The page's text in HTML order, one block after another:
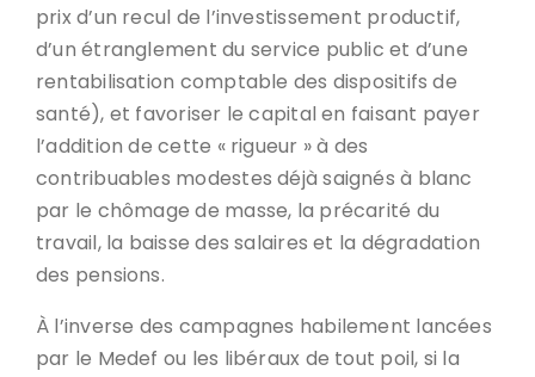
prix d’un recul de l’investissement productif,
d’un étranglement du service public et d’une
rentabilisation comptable des dispositifs de
santé), et favoriser le capital en faisant payer
l’addition de cette « rigueur » à des
contribuables modestes déjà saignés à blanc
par le chômage de masse, la précarité du
travail, la baisse des salaires et la dégradation
des pensions.
À l’inverse des campagnes habilement lancées
par le Medef ou les libéraux de tout poil, si la